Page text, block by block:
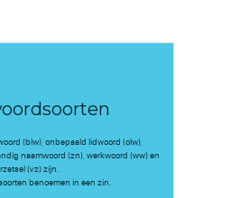
(blw), onbepaald lidwoord (olw),
naamwoord (zn), werkwoord (ww) en
(vz) zijn.
benoemen in een zin.